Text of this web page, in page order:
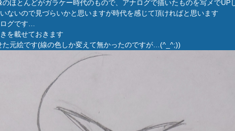
のほとんどがガラケー時代のもので、アナログで描いたものを写メでUP
ないので見づらいかと思いますが時代を感じて頂ければと思います
グです…
を載せておきます
た元絵です(線の色しか変えて無かったのですが…(^_^;))